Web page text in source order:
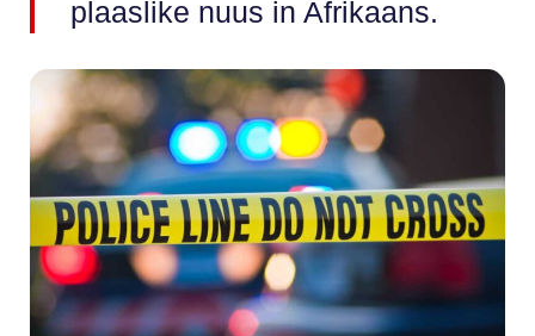
plaaslike nuus in Afrikaans.